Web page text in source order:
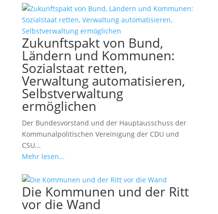
Zukunftspakt von Bund,
Ländern und Kommunen:
Sozialstaat retten,
Verwaltung automatisieren,
Selbstverwaltung
ermöglichen
Der Bundesvorstand und der Hauptausschuss der
Kommunalpolitischen Vereinigung der CDU und
CSU...
Mehr lesen...
Die Kommunen und der Ritt
vor die Wand